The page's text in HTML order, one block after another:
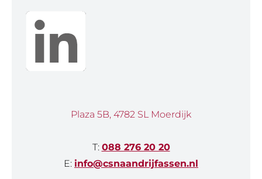
Plaza 5B, 4782 SL Moerdijk
T: 088 276 20 20
E: info@csnaandrijfassen.nl